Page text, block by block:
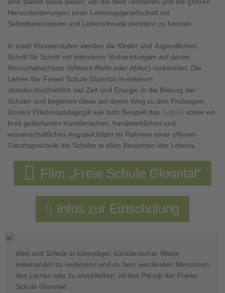
Herausforderungen einer Leistungsgesellschaft mit
Selbstbewusstsein und Lebensfreude meistern zu können.
In zwölf Klassenstufen werden die Kinder und Jugendlichen
Schritt für Schritt mit intensiven Vorbereitungen auf deren
Wunschabschluss (Mittlere Reife oder Abitur) vorbereitet. Die
Lehrer der Freien Schule Glonntal investieren
überdurchschnittlich viel Zeit und Energie in die Bildung der
Schüler und begleiten diese auf deren Weg zu den Prüfungen.
Unsere Erlebnispädagogik wie zum Beispiel das Segeln sowie ein
breit gefächertes künstlerisches, handwerkliches und
wissenschaftliches Angebot bildet im Rahmen einer offenen
Ganztagsschule die Schüler in allen Bereichen des Lebens.
Film „Freie Schule Glonntal“
Infos zur Einschulung
Welt und Schule in lebendiger, künstlerischer Weise
miteinander zu verbinden und so dem werdenden Menschen
das Lernen neu zu erschließen, ist das Prinzip der Freien
Schule Glonntal.